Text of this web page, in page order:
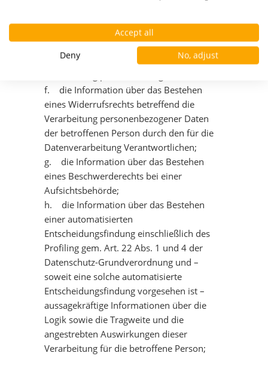
e. die Information über das Bestehen
Löschung der personenbezogenen Daten
der betroffenen Person und das Bestehen
eines Rechts auf Einschränkung der
f. die Information über das Bestehen
eines Widerrufsrechts betreffend die
Verarbeitung personenbezogener Daten
der betroffenen Person durch den für die
Datenverarbeitung Verantwortlichen;
g. die Information über das Bestehen
eines Beschwerderechts bei einer
Aufsichtsbehörde;
h. die Information über das Bestehen
einer automatisierten
Entscheidungsfindung einschließlich des
Profiling gem. Art. 22 Abs. 1 und 4 der
Datenschutz-Grundverordnung und –
soweit eine solche automatisierte
Entscheidungsfindung vorgesehen ist –
aussagekräftige Informationen über die
Logik sowie die Tragweite und die
angestrebten Auswirkungen dieser
Verarbeitung für die betroffene Person;
Accept all
Deny
No, adjust